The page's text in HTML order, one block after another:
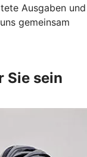
Ausgaben und
gemeinsam
Sie sein